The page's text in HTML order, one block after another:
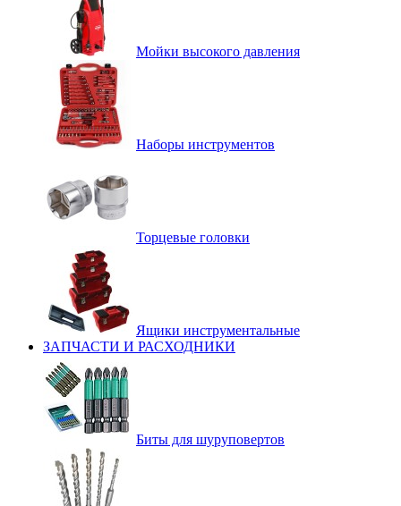
Мойки высокого давления
Наборы инструментов
Торцевые головки
Ящики инструментальные
ЗАПЧАСТИ И РАСХОДНИКИ
Биты для шуруповертов